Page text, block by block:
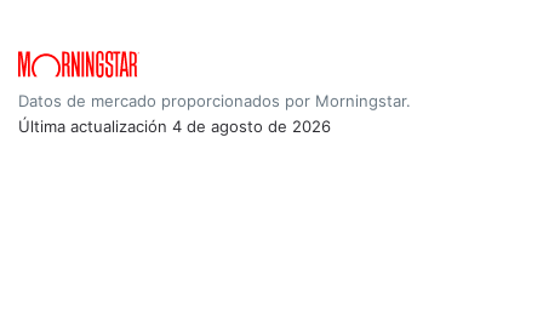
Datos de mercado proporcionados por Morningstar.
Última actualización 4 de agosto de 2026